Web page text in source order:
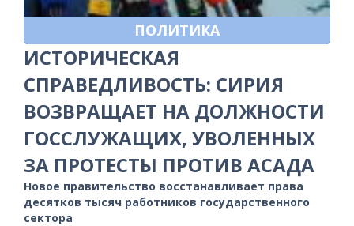
ПОЛИТИКА
ИСТОРИЧЕСКАЯ
СПРАВЕДЛИВОСТЬ: СИРИЯ
ВОЗВРАЩАЕТ НА ДОЛЖНОСТИ
ГОССЛУЖАЩИХ, УВОЛЕННЫХ
ЗА ПРОТЕСТЫ ПРОТИВ АСАДА
Новое правительство восстанавливает права
десятков тысяч работников государственного
сектора